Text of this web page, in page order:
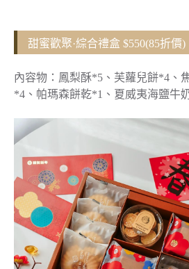
甜蜜歡聚·綜合禮盒 $550(85折價)
內容物：鳳梨酥*5、芙蘿兒餅*4、
*4、帕瑪森餅乾*1、夏威夷海鹽牛